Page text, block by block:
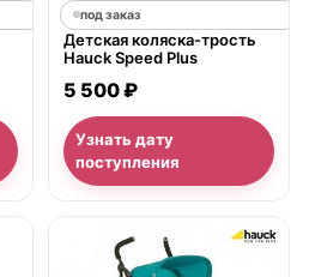
под заказ
Детская коляска-трость
Hauck Speed Plus
5 500 ₽
Узнать дату
поступления